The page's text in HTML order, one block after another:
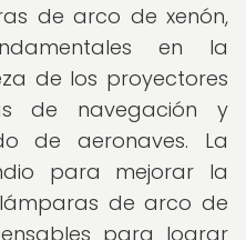
de arco de xenón,
en la
de los proyectores
de navegación y
de aeronaves. La
para mejorar la
de arco de
para lograr